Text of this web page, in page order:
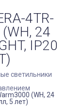
4TR-
24
IP20
светильники
(WH, 24
5 лет)